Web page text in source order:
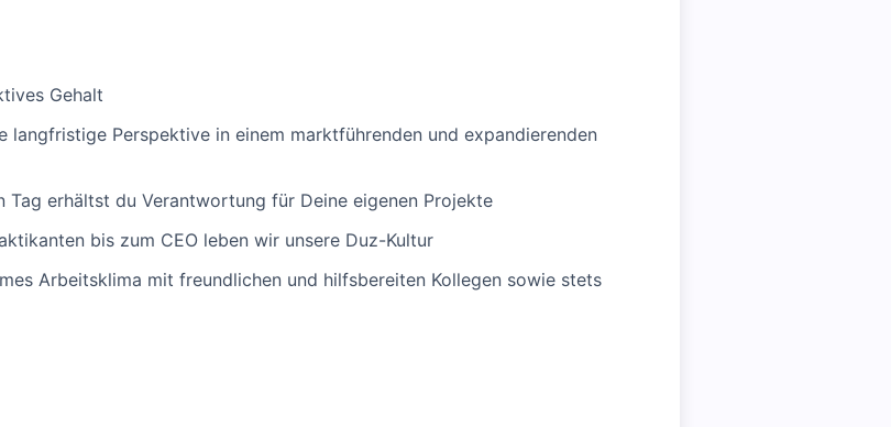
Gehalt
langfristige Perspektive in einem marktführenden und expandierenden
Tag erhältst du Verantwortung für Deine eigenen Projekte
bis zum CEO leben wir unsere Duz-Kultur
Arbeitsklima mit freundlichen und hilfsbereiten Kollegen sowie stets